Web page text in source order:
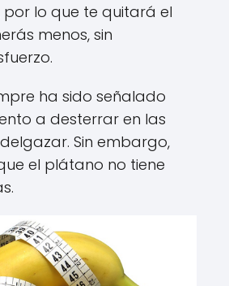
por lo que te quitará el
menos, sin
ha sido señalado
a desterrar en las
Sin embargo,
el plátano no tiene